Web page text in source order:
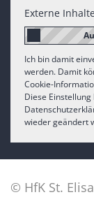
Externe Inhalte
Ich bin damit
werden. Damit
Cookie-
Diese
wieder geändert
© HfK St.